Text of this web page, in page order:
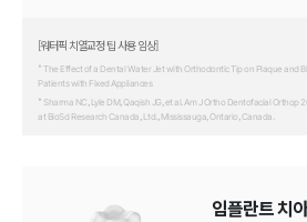
[워터픽 치열교정 팁 사용 임상]
* The Effect of a Dental Water Jet with Orthodontic Tip on Plaque and
Patients with Fixed Appliances
* Sharma NC, Lyle DM, Qaqish JG, et al. Am J Ortho Dentofacial Orthop
at BioSci Research Canada, Ltd., Mississauga, Ontario, Canada.
임플란트 치